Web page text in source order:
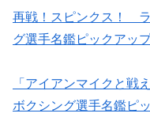
再戦！スピンクス！
グ選手名鑑ピックアッ
「アイアンマイクと
ボクシング選手名鑑ピ